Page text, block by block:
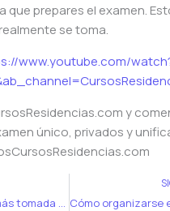
que prepares el examen.
se toma.
www.youtube.com/
y
único, privados y
La patología más tomada del examen de residencias 2022